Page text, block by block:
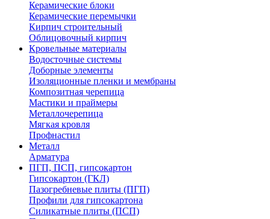
Керамические блоки
Керамические перемычки
Кирпич строительный
Облицовочный кирпич
Кровельные материалы
Водосточные системы
Доборные элементы
Изоляционные пленки и мембраны
Композитная черепица
Мастики и праймеры
Металлочерепица
Мягкая кровля
Профнастил
Металл
Арматура
ПГП, ПСП, гипсокартон
Гипсокартон (ГКЛ)
Пазогребневые плиты (ПГП)
Профили для гипсокартона
Силикатные плиты (ПСП)